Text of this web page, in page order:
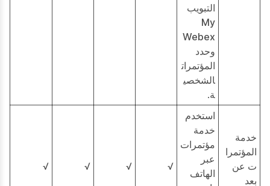
التبويب
My
Webex
وحدد
المؤتمرات
الشخصي
ة.
خدمة
المؤتمرا
ت عن
بعد
استخدم
خدمة
مؤتمرات
عبر
الهاتف
√
√
√
√